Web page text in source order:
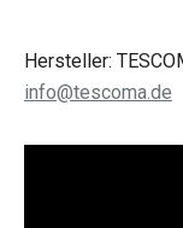
Hersteller:
info@tescoma.de